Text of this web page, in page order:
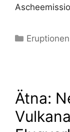
Kategorien
Eruptionen
Ätna: